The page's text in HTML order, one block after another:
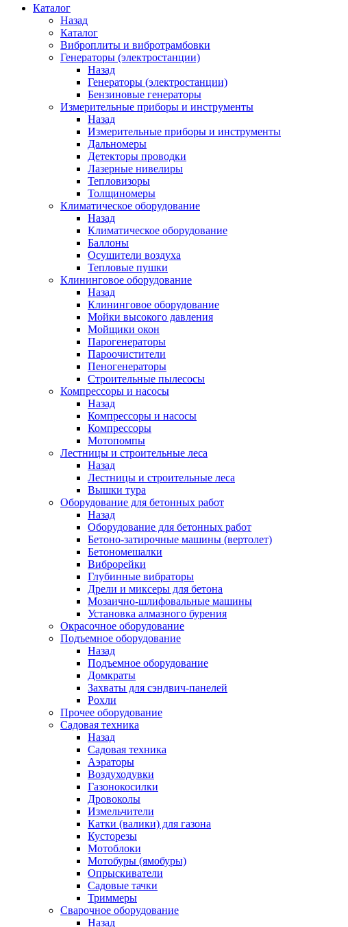
Каталог
Назад
Каталог
Виброплиты и вибротрамбовки
Генераторы (электростанции)
Назад
Генераторы (электростанции)
Бензиновые генераторы
Измерительные приборы и инструменты
Назад
Измерительные приборы и инструменты
Дальномеры
Детекторы проводки
Лазерные нивелиры
Тепловизоры
Толщиномеры
Климатическое оборудование
Назад
Климатическое оборудование
Баллоны
Осушители воздуха
Тепловые пушки
Клининговое оборудование
Назад
Клининговое оборудование
Мойки высокого давления
Мойщики окон
Парогенераторы
Пароочистители
Пеногенераторы
Строительные пылесосы
Компрессоры и насосы
Назад
Компрессоры и насосы
Компрессоры
Мотопомпы
Лестницы и строительные леса
Назад
Лестницы и строительные леса
Вышки тура
Оборудование для бетонных работ
Назад
Оборудование для бетонных работ
Бетоно-затирочные машины (вертолет)
Бетономешалки
Виброрейки
Глубинные вибраторы
Дрели и миксеры для бетона
Мозаично-шлифовальные машины
Установка алмазного бурения
Окрасочное оборудование
Подъемное оборудование
Назад
Подъемное оборудование
Домкраты
Захваты для сэндвич-панелей
Рохли
Прочее оборудование
Садовая техника
Назад
Садовая техника
Аэраторы
Воздуходувки
Газонокосилки
Дровоколы
Измельчители
Катки (валики) для газона
Кусторезы
Мотоблоки
Мотобуры (ямобуры)
Опрыскиватели
Садовые тачки
Триммеры
Сварочное оборудование
Назад